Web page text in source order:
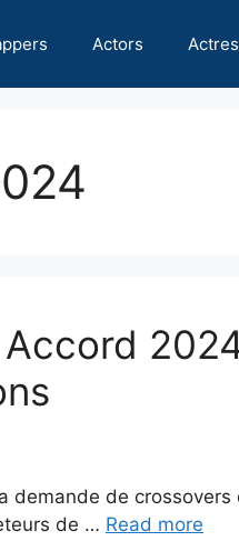
Actors
demande de crossovers
de … Read more